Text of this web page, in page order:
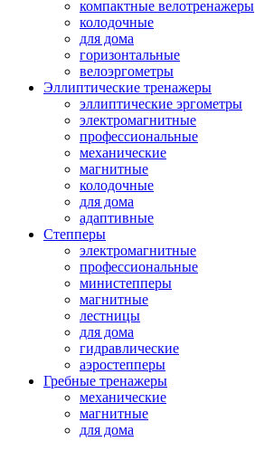
компактные велотренажеры
колодочные
для дома
горизонтальные
велоэргометры
Эллиптические тренажеры
эллиптические эргометры
электромагнитные
профессиональные
механические
магнитные
колодочные
для дома
адаптивные
Степперы
электромагнитные
профессиональные
министепперы
магнитные
лестницы
для дома
гидравлические
аэростепперы
Гребные тренажеры
механические
магнитные
для дома